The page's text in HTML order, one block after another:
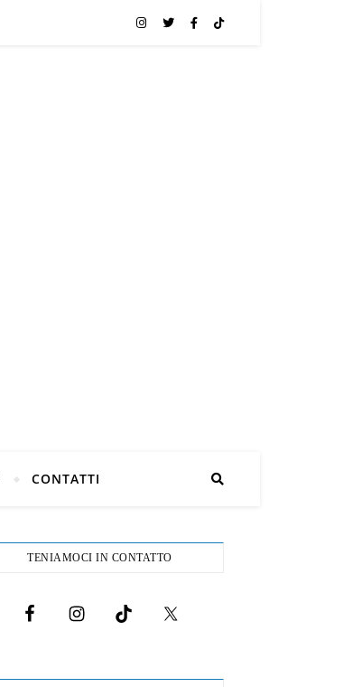
CONTATTI
TENIAMOCI IN CONTATTO